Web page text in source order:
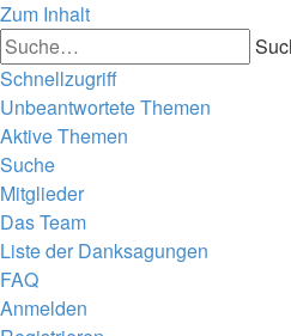
Zum Inhalt
Schnellzugriff
Unbeantwortete Themen
Aktive Themen
Suche
Mitglieder
Das Team
Liste der Danksagungen
FAQ
Anmelden